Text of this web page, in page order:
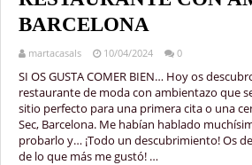
BARCELONA
martacasals 10/04/2024 0
SI OS GUSTA COMER BIEN… Hoy os
restaurante de moda con ambientazo que
sitio perfecto para una primera cita o una
Sec, Barcelona. Me habían hablado
probarlo y… ¡Todo un descubrimiento! Os
de lo que más me gustó! …